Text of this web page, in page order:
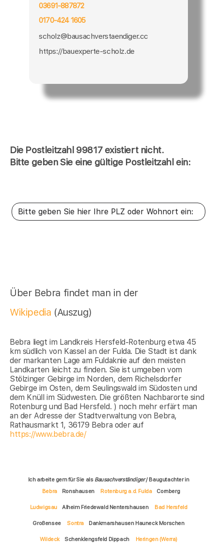
Die Postleitzahl 99817 existiert nicht.
Bitte geben Sie eine gültige Postleitzahl ein:
Über Bebra findet man in der
Wikipedia (Auszug)
Bebra liegt im Landkreis Hersfeld-Rotenburg etwa 45
km südlich von Kassel an der Fulda. Die Stadt ist dank
der markanten Lage am Fuldaknie auf den meisten
Landkarten leicht zu finden. Sie ist umgeben vom
Stölzinger Gebirge im Norden, dem Richelsdorfer
Gebirge im Osten, dem Seulingswald im Südosten und
dem Knüll im Südwesten. Die größten Nachbarorte sind
Rotenburg und Bad Hersfeld. ) noch mehr erfärt man
an der Adresse der Stadtverwaltung von Bebra,
Rathausmarkt 1, 36179 Bebra oder auf
https://www.bebra.de/
03691-887872
0170-424 1605
scholz@bausachverstaendiger.cc
https://bauexperte-scholz.de
Ich arbeite gern für Sie als Bausachverständiger/ Baugutachter in
Bebra
Ronshausen Rotenburg a.d. Fulda Cornberg
Ludwigsau Alheim Friedewald Nentershausen Bad Hersfeld
Großensee Sontra Dankmarshausen Hauneck Morschen
Wildeck Schenklengsfeld Dippach Heringen (Werra)